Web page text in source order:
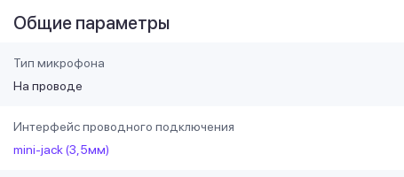
Общие параметры
Тип микрофона
На проводе
Интерфейс проводного подключения
mini-jack (3,5мм)